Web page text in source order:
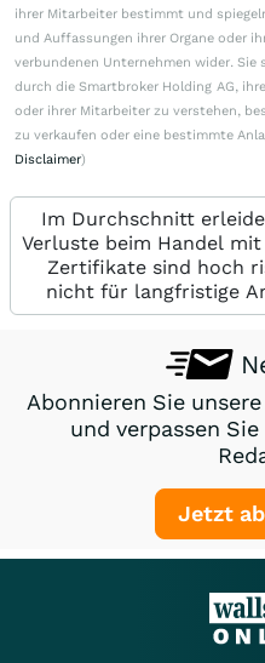
ihrer Mitarbeiter bestimmt und
und Auffassungen ihrer Organe oder
verbundenen Unternehmen wider.
durch die Smartbroker Holding AG,
oder ihrer Mitarbeiter zu verstehen,
zu verkaufen oder eine bestimmte
Disclaimer)
Im Durchschnitt
Verluste beim Handel
Zertifikate sind hoch
nicht für langfristige
Abonnieren Sie
und verpassen
Jetzt